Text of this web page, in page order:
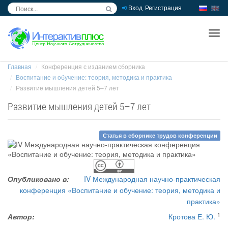
Вход Регистрация
Главная
Конференция с изданием сборника
Воспитание и обучение: теория, методика и практика
Развитие мышления детей 5–7 лет
Развитие мышления детей 5–7 лет
Статья в сборнике трудов конференции
Опубликовано в:
IV Международная научно-практическая
конференция «Воспитание и обучение: теория, методика и
практика»
Автор:
Кротова Е. Ю. 1